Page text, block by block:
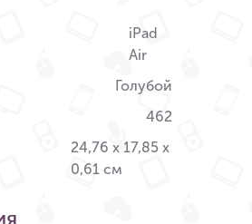
iPad
Air
Голубой
462
24,76 x 17,85 x
0,61 см